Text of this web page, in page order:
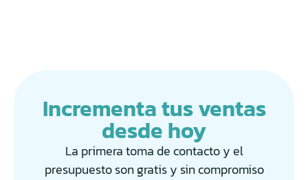
Incrementa tus ventas
desde hoy
La primera toma de contacto y el
presupuesto son gratis y sin compromiso